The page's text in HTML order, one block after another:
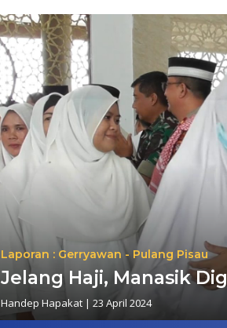
Laporan : Gerryawan - Pulang Pisau
Jelang Haji, Manasik
Handep Hapakat | 23 April 2024